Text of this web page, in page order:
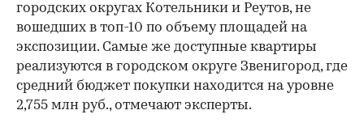
городских округах Котельники и Реутов, не
вошедших в топ-10 по объему площадей на
экспозиции. Самые же доступные квартиры
реализуются в городском округе Звенигород, где
средний бюджет покупки находится на уровне
2,755 млн руб., отмечают эксперты.